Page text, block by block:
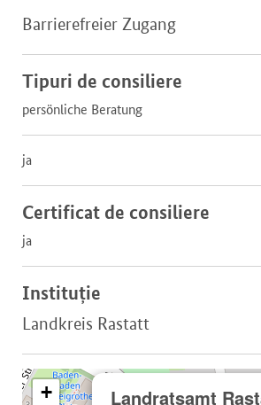
Barrierefreier Zugang
Tipuri de consiliere
persönliche Beratung
ja
Certificat de consiliere
ja
Instituție
Landkreis Rastatt
Landratsamt
+